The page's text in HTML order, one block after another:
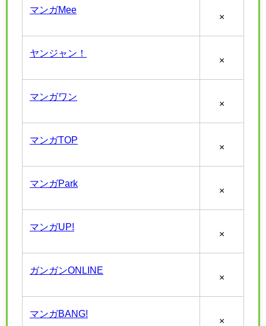
マンガMee
×
ヤンジャン！
×
マンガワン
×
マンガTOP
×
マンガPark
×
マンガUP!
×
ガンガンONLINE
×
マンガBANG!
×